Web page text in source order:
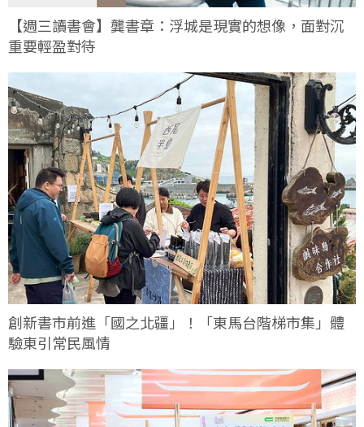
【週三讀書會】龔書章：浮城是現實的想像，面對沉
重要輕盈對待
創新書市前進「國之北疆」！「東馬台階梯市集」體
驗東引常民風情